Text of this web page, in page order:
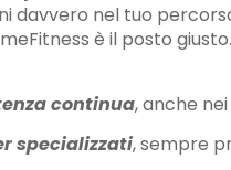
davvero nel tuo
è il posto giusto.
continua, anche
specializzati, sempre